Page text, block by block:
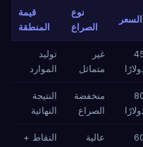
السعر
نوع
الصراع
قيمة
المنطقة
غير
متماثل
توليد
الموارد
منخفضة
الصراع
النتيجة
النهائية
عالية
النقاط +